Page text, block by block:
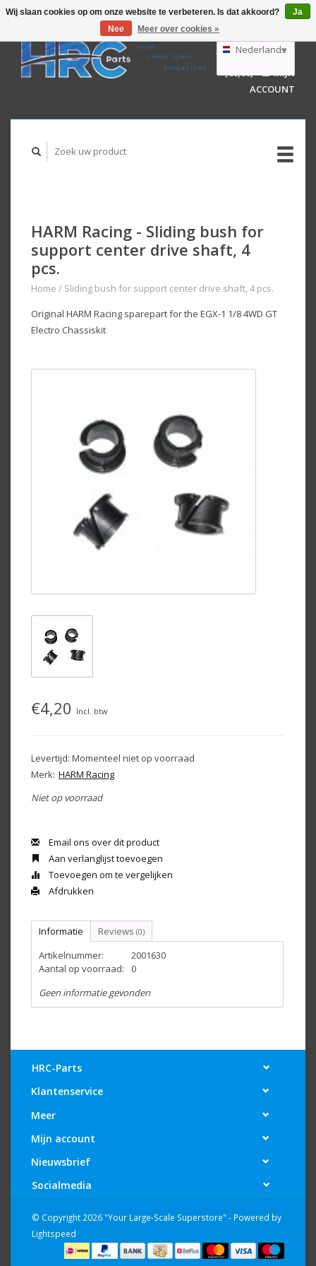
GBP
AUD
Nederlands
Deutsch
English
WINKELWAGEN
(€0,00)
MIJN
ACCOUNT
HARM Racing - Sliding bush for
support center drive shaft, 4
pcs.
Home / Sliding bush for support center drive shaft, 4 pcs.
Original HARM Racing sparepart for the EGX-1 1/8 4WD GT
Electro Chassiskit
€4,20 Incl. btw
Levertijd: Momenteel niet op voorraad
Merk: HARM Racing
Niet op voorraad
Email ons over dit product
Aan verlanglijst toevoegen
Toevoegen om te vergelijken
Afdrukken
Informatie Reviews (0)
Artikelnummer:
2001630
Aantal op voorraad:
0
Geen informatie gevonden
HRC-Parts
Klantenservice
Meer
Mijn account
Nieuwsbrief
Socialmedia
© Copyright 2026 "Your Large-Scale Superstore" - Powered by
Lightspeed
Wij slaan cookies op om onze website te verbeteren. Is dat akkoord?
Ja
Nee
Meer over cookies »